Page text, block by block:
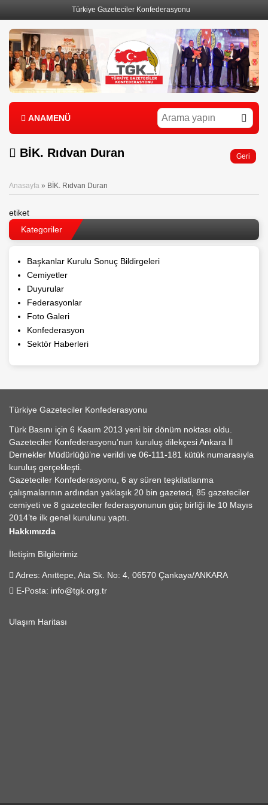
Türkiye Gazeteciler Konfederasyonu
1
ANAMENÜ
BİK. Rıdvan Duran Geri
Anasayfa » BİK. Rıdvan Duran
etiket
Kategoriler
Başkanlar Kurulu Sonuç Bildirgeleri
Cemiyetler
Duyurular
Federasyonlar
Foto Galeri
Konfederasyon
Sektör Haberleri
Türkiye Gazeteciler Konfederasyonu
Türk Basını için 6 Kasım 2013 yeni bir dönüm noktası oldu.
Gazeteciler Konfederasyonu’nun kuruluş dilekçesi Ankara İl
Dernekler Müdürlüğü’ne verildi ve 06-111-181 kütük numarasıyla
kuruluş gerçekleşti.
Gazeteciler Konfederasyonu, 6 ay süren teşkilatlanma
çalışmalarının ardından yaklaşık 20 bin gazeteci, 85 gazeteciler
cemiyeti ve 8 gazeteciler federasyonunun güç birliği ile 10 Mayıs
2014’te ilk genel kurulunu yaptı.
Hakkımızda
İletişim Bilgilerimiz
Adres: Anıttepe, Ata Sk. No: 4, 06570 Çankaya/ANKARA
E-Posta: info@tgk.org.tr
Ulaşım Haritası